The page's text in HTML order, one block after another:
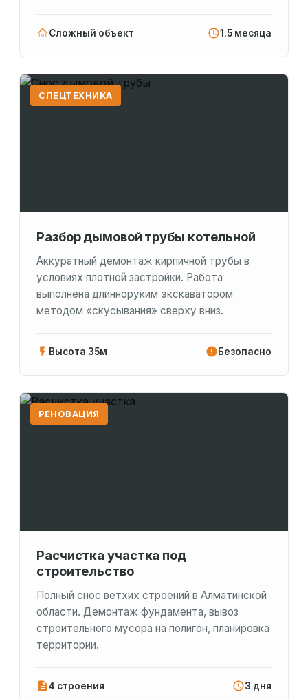
Сложный объект 1.5 месяца
СПЕЦТЕХНИКА
Разбор дымовой трубы котельной
Аккуратный демонтаж кирпичной трубы в
условиях плотной застройки. Работа
выполнена длинноруким экскаватором
методом «скусывания» сверху вниз.
Высота 35м Безопасно
РЕНОВАЦИЯ
Расчистка участка под
строительство
Полный снос ветхих строений в Алматинской
области. Демонтаж фундамента, вывоз
строительного мусора на полигон, планировка
территории.
4 строения 3 дня